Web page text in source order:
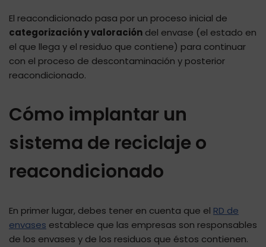
El reacondicionado pasa por un proceso inicial de
categorización y valoración del envase (el estado en
el que llega y el residuo que contiene) para continuar
con el proceso de descontaminación y posterior
reacondicionado.
Cómo implantar un
sistema de reciclaje o
reacondicionado
En primer lugar, debes tener en cuenta que el RD de
envases establece que las empresas son responsables
de los envases y de los residuos que éstos contienen.